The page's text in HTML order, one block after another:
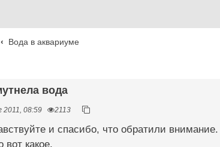
Вода в аквариуме
вода
2011, 08:59 2113
и спасибо, что обратили внимание.
вот какое.